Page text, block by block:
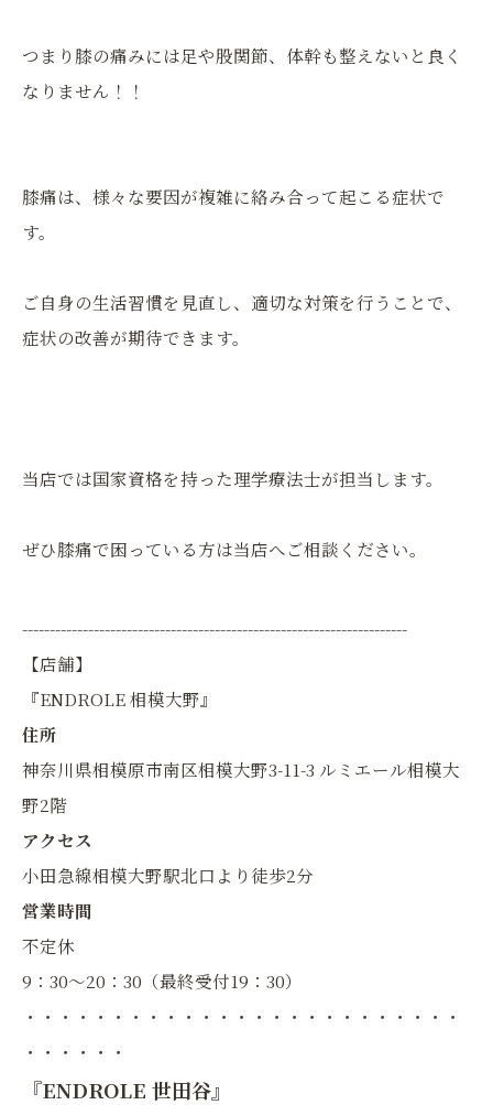
つまり膝の痛みには足や股関節、体幹も整えないと良く
なりません！！
膝痛は、様々な要因が複雑に絡み合って起こる症状で
す。
ご自身の生活習慣を見直し、適切な対策を行うことで、
症状の改善が期待できます。
当店では国家資格を持った理学療法士が担当します。
ぜひ膝痛で困っている方は当店へご相談ください。
----------------------------------------------------------------------
【店舗】
『ENDROLE 相模大野』
住所
神奈川県相模原市南区相模大野3-11-3 ルミエール相模大
野2階
アクセス
小田急線相模大野駅北口より徒歩2分
営業時間
不定休
9：30〜20：30（最終受付19：30）
・・・・・・・・・・・・・・・・・・・・・・・・・
・・・・・・
『ENDROLE 世田谷』